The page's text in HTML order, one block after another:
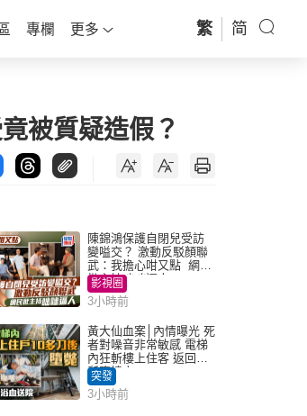
專欄 更多 繁 简
被質疑造假？
陳錦鴻保護自閉兒受訪
變嗌交？ 激動反駁顏聯
武：我擔心咁又點 網民
批主持咄咄逼人
影視圈
3小時前
黃大仙血案│內情曝光 死
者對噪音非常敏感 電梯
內狂斬樓上住客 返回住
所墮樓亡
突發
3小時前